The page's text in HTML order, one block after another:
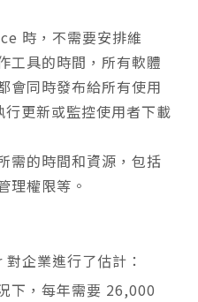
時，不需要安排維
工具的時間，所有軟體
會同時發布給所有使用
更新或監控使用者下載
需的時間和資源，包括
理權限等。
企業進行了估計：
下，每年需要 26,000